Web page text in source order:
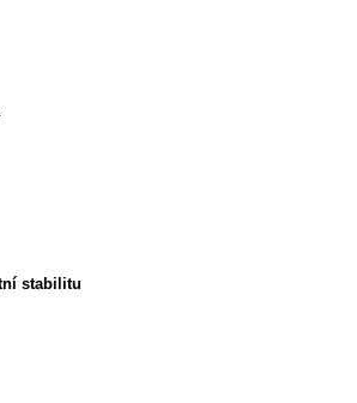
stabilitu